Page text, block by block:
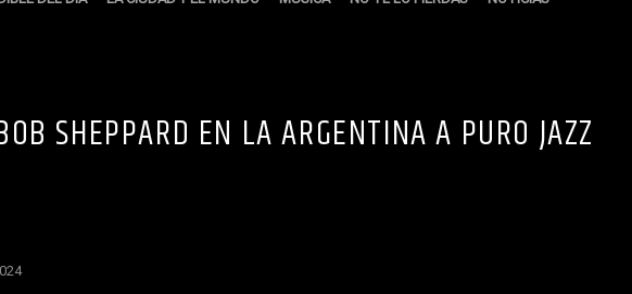
SHEPPARD EN LA ARGENTINA A PURO JAZZ